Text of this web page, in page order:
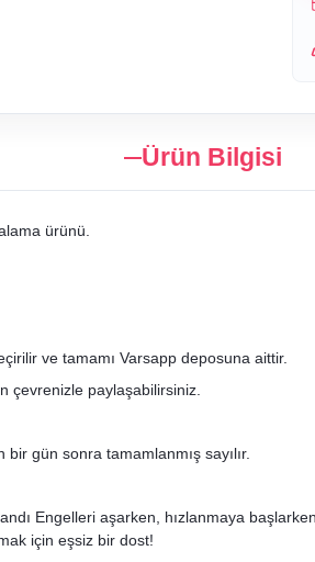
Ürün Bilgisi
ürünü.
ve tamamı Varsapp deposuna aittir.
çevrenizle paylaşabilirsiniz.
gün sonra tamamlanmış sayılır.
Engelleri aşarken, hızlanmaya
için eşsiz bir dost!